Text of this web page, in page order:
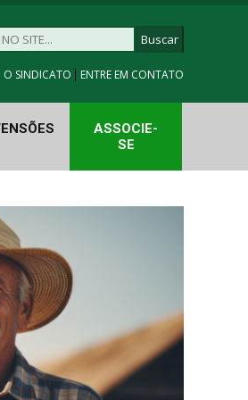
O SINDICATO | ENTRE EM CONTATO
ASSOCIE-
SE